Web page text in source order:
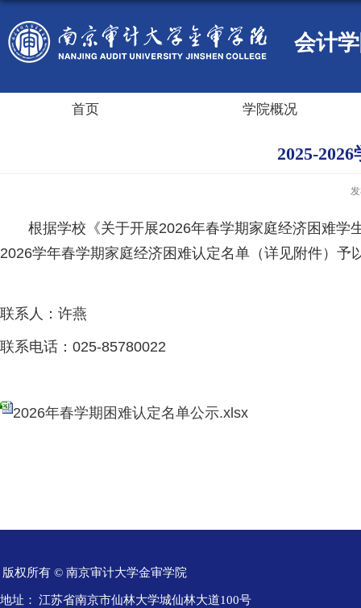
会计
首页 学院概况
2025-
根据学校《关于开展2026年春学期家庭经济困难学
2026学年春学期家庭经济困难认定名单（详见附件）
联系人：许燕
联系电话：025-85780022
2026年春学期困难认定名单公示.xlsx
版权所有 © 南京审计大学金审学院
地址： 江苏省南京市仙林大学城仙林大道100号